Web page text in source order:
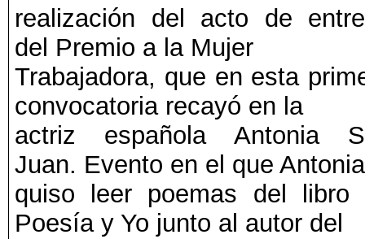
realización del acto de
del Premio a la Mujer
Trabajadora, que en esta
convocatoria recayó en la
actriz española Antonia
Juan. Evento en el que Antonia
quiso leer poemas del libro
Poesía y Yo junto al autor del